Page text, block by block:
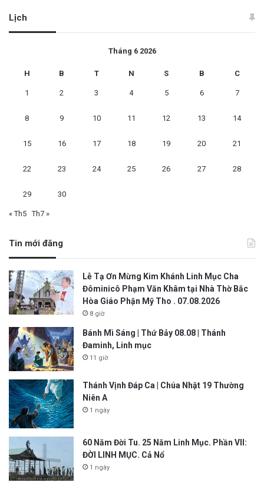
Lịch
Tháng 6 2026
H B T N S B C
1 2 3 4 5 6 7
8 9 10 11 12 13 14
15 16 17 18 19 20 21
22 23 24 25 26 27 28
29 30
« Th5 Th7 »
Tin mới đăng
Lễ Tạ Ơn Mừng Kim Khánh Linh Mục Cha
Đôminicô Phạm Văn Khâm tại Nhà Thờ Bắc
Hòa Giáo Phận Mỹ Tho . 07.08.2026
8 giờ
Bánh Mì Sáng | Thứ Bảy 08.08 | Thánh
Đaminh, Linh mục
11 giờ
Thánh Vịnh Đáp Ca | Chúa Nhật 19 Thường
Niên A
1 ngày
60 Năm Đời Tu. 25 Năm Linh Mục. Phần VII:
ĐỜI LINH MỤC. Cả Nổ
1 ngày